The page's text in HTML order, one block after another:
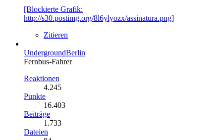
[Blockierte Grafik:
http://s30.postimg.org/8l6ylyozx/assinatura.png]
Zitieren
UndergroundBerlin
Fernbus-Fahrer
Reaktionen
4.245
Punkte
16.403
Beiträge
1.733
Dateien